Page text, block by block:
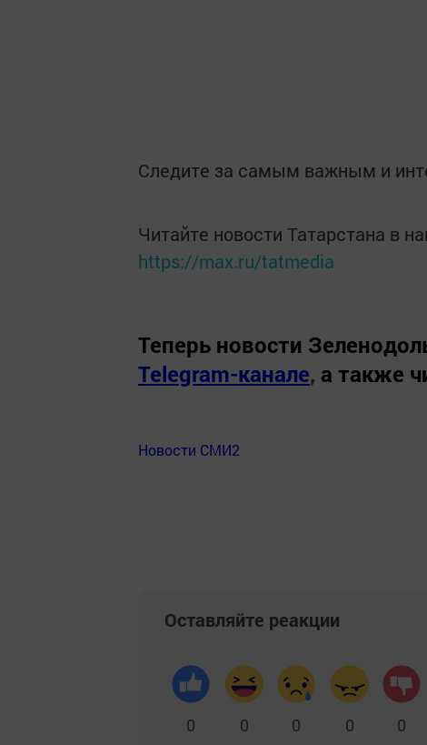
Следите за самым важным и
Читайте новости Татарстана в
https://max.ru/tatmedia
Теперь новости
Telegram-канале, а также
Новости СМИ2
Оставляйте реакции
0 0 0 0 0